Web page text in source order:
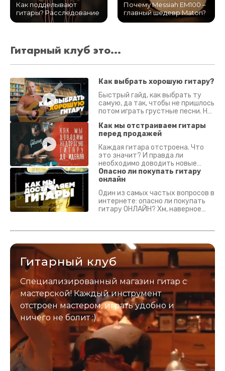
Как подделывают
гитары? Расследование
Почему Messiah EM100 –
главный шедевр Maton?
Гитарный клуб это...
Как выбрать хорошую гитару?
Быстрый гайд, как выбрать ту
самую, да так, чтобы не пришлось
потом играть грустные песни. На
Как мы отстраиваем гитары
перед продажей
Каждая гитара отстроена. Что
это значит? И правда ли
необходимо доводить новые
гитары? Если кратко - да.
Подробно - в видео :)
Опасно ли покупать гитару
онлайн
Один из самых частых вопросов в
интернете: опасно ли покупать
гитару ОНЛАЙН? Хм, наверное
застрахован. Случись что -
Гитарный клуб
Специализированный магазин гитар с
мастерской! Каждый инструмент
отстроен мастером, играть удобно и
ничего не болит :)